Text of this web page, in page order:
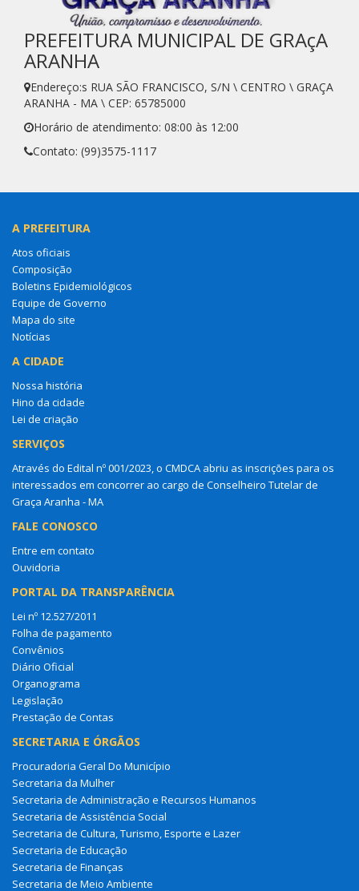
PREFEITURA MUNICIPAL DE GRAçA
ARANHA
Endereço:s RUA SÃO FRANCISCO, S/N \ CENTRO \ GRAÇA
ARANHA - MA \ CEP: 65785000
Horário de atendimento: 08:00 às 12:00
Contato: (99)3575-1117
A PREFEITURA
Atos oficiais
Composição
Boletins Epidemiológicos
Equipe de Governo
Mapa do site
Notícias
A CIDADE
Nossa história
Hino da cidade
Lei de criação
SERVIÇOS
Através do Edital nº 001/2023, o CMDCA abriu as inscrições para os
interessados em concorrer ao cargo de Conselheiro Tutelar de
Graça Aranha - MA
FALE CONOSCO
Entre em contato
Ouvidoria
PORTAL DA TRANSPARÊNCIA
Lei nº 12.527/2011
Folha de pagamento
Convênios
Diário Oficial
Organograma
Legislação
Prestação de Contas
SECRETARIA E ÓRGÃOS
Procuradoria Geral Do Município
Secretaria da Mulher
Secretaria de Administração e Recursos Humanos
Secretaria de Assistência Social
Secretaria de Cultura, Turismo, Esporte e Lazer
Secretaria de Educação
Secretaria de Finanças
Secretaria de Meio Ambiente